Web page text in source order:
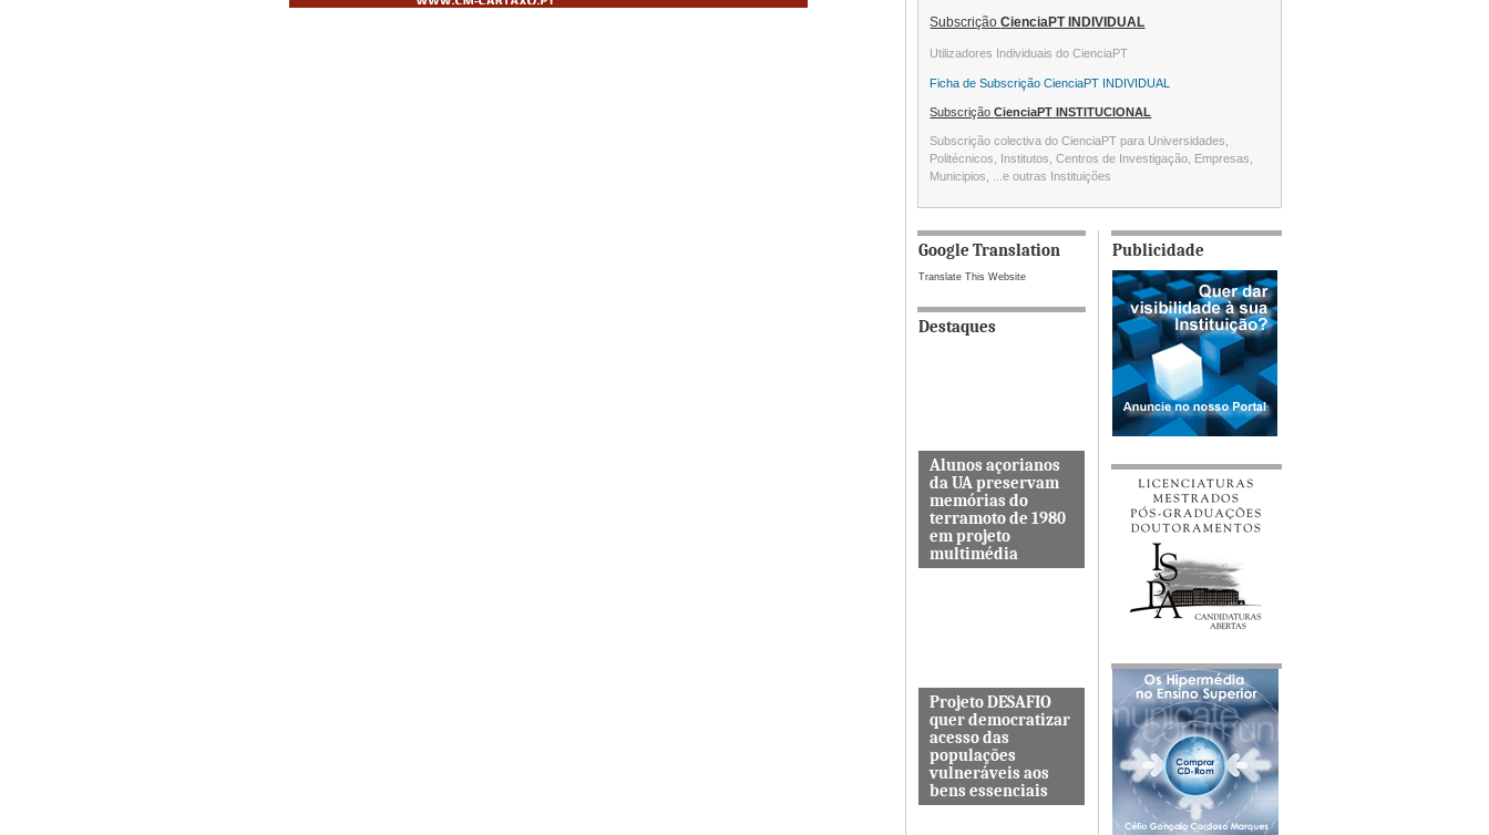
SubscriçãoCienciaPT INDIVIDUAL
Utilizadores Individuais do CienciaPT
Ficha de Subscrição CienciaPT INDIVIDUAL
SubscriçãoCienciaPT INSTITUCIONAL
Subscrição colectiva do CienciaPT para Universidades,
Politécnicos, Institutos, Centros de Investigação, Empresas,
Municipios, ...e outras Instituições
Google Translation
Translate This Website
Destaques
Alunos açorianos
da UA preservam
memórias do
terramoto de 1980
em projeto
multimédia
Projeto DESAFIO
quer democratizar
acesso das
populações
vulneráveis aos
bens essenciais
Publicidade